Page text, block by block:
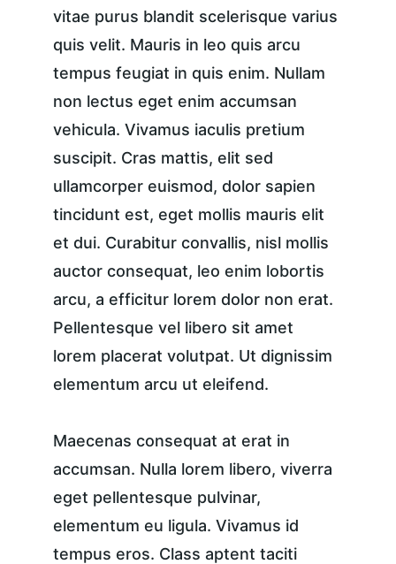
vitae purus blandit scelerisque varius
quis velit. Mauris in leo quis arcu
tempus feugiat in quis enim. Nullam
non lectus eget enim accumsan
vehicula. Vivamus iaculis pretium
suscipit. Cras mattis, elit sed
ullamcorper euismod, dolor sapien
tincidunt est, eget mollis mauris elit
et dui. Curabitur convallis, nisl mollis
auctor consequat, leo enim lobortis
arcu, a efficitur lorem dolor non erat.
Pellentesque vel libero sit amet
lorem placerat volutpat. Ut dignissim
elementum arcu ut eleifend.
Maecenas consequat at erat in
accumsan. Nulla lorem libero, viverra
eget pellentesque pulvinar,
elementum eu ligula. Vivamus id
tempus eros. Class aptent taciti